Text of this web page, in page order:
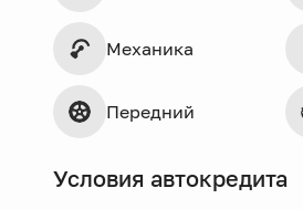
Механика
Передний
Условия автокредита